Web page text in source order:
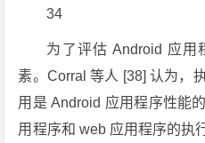
34
为了评估 Android 应用
素。Corral 等人 [38] 认为，
用是 Android 应用程序性能
用程序和 web 应用程序的执